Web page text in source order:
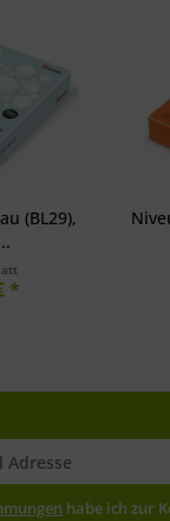
(BL29),
*
habe ich zur